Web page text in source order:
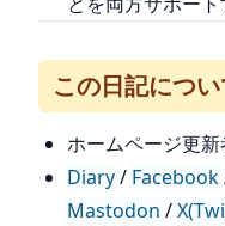
この日記につ
ホームページ更
Diary/ Facebook
Mastodon /